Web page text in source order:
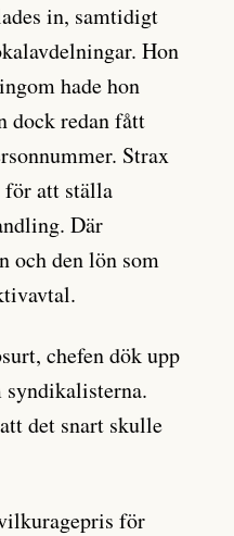
in, samtidigt
Hon
hade hon
dock redan fått
Strax
för att ställa
Där
och den lön som
chefen dök upp
syndikalisterna.
det snart skulle
för